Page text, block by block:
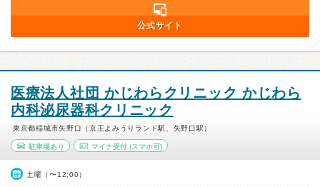
公式サイト
医療法人社団 かじわらクリニック かじわら
内科泌尿器科クリニック
東京都稲城市矢野口（京王よみうりランド駅、矢野口駅）
駐車場あり マイナ受付(スマホ可)
土曜（〜12:00）